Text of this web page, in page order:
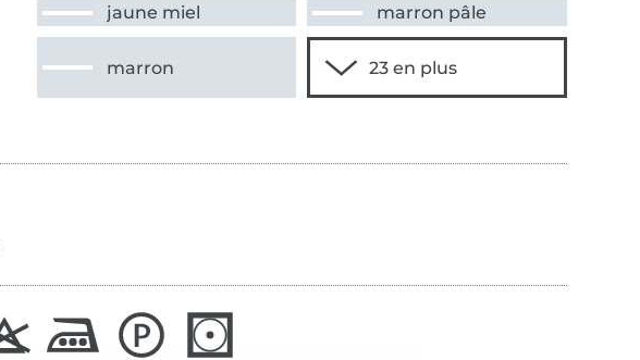
jaune miel
marron pâle
marron